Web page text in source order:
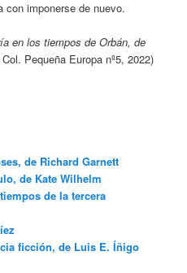
con imponerse de nuevo.
en los tiempos de Orbán, de
Pequeña Europa nº5, 2022)
de Richard Garnett
de Kate Wilhelm
de la tercera
ficción, de Luis E. Íñigo